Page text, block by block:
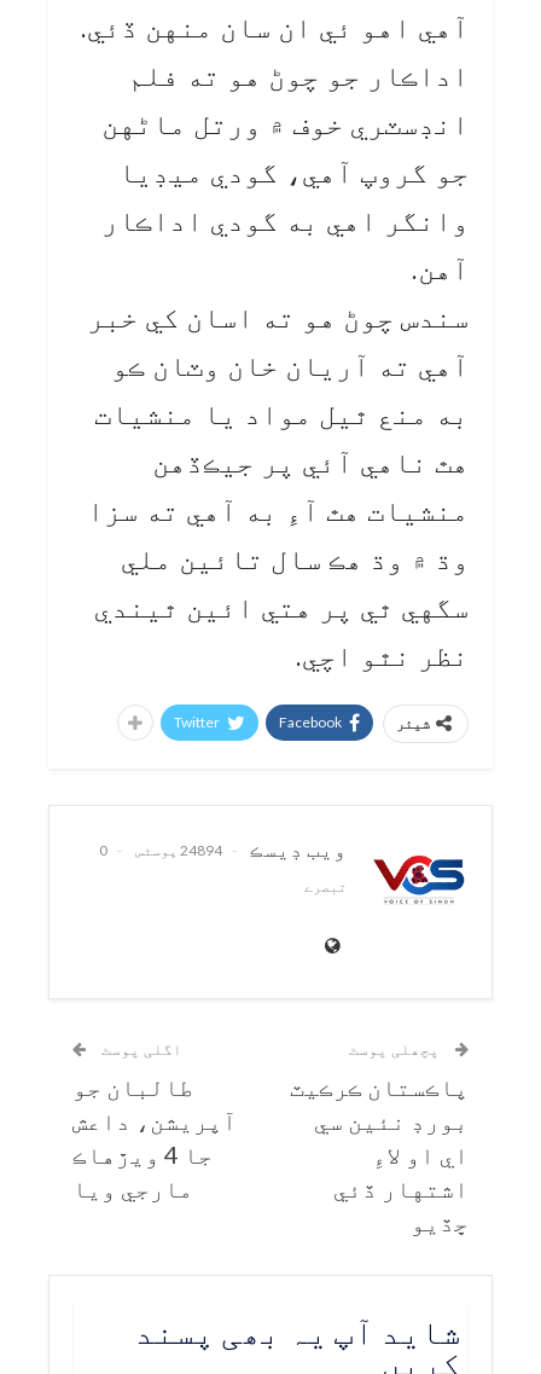
آهي اهو ئي ان سان منهن ڏئي.
اداڪار جو چوڻ هو ته فلم
انڊسٽري خوف ۾ ورتل ماڻهن
جو گروپ آهي، گودي ميڊيا
وانگر اهي به گودي اداڪار
آهن.
سندس چوڻ هو ته اسان کي خبر
آهي ته آريان خان وٽان ڪو
به منع ٿيل مواد يا منشيات
هٿ ناهي آئي پر جيڪڏهن
منشيات هٿ آءِ به آهي ته سزا
وڌ ۾ وڌ هڪ سال تائين ملي
سگهي ٿي پر هتي ائين ٿيندي
نظر نٿو اچي.
شیئر Facebook
Twitter
ويب ڊيسڪ 24894 پوسٹس
0
تبصرے
پچھلی پوسٹ
پاڪستان ڪرڪيٽ
بورڊ نئين سي
اي او لاءِ
اشتهار ڏئي
ڇڏيو
اگلی پوسٹ
طالبان جو
آپريشن، داعش
جا 4 ويڙهاڪ
مارجي ويا
شاید آپ یہ بھی پسند
کریں